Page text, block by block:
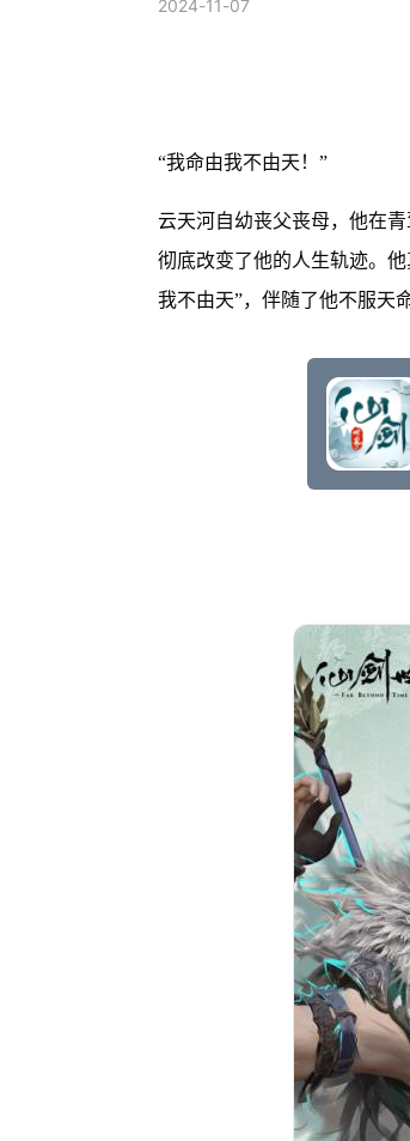
2024-11-07
“我命由我不由天！”
云天河自幼丧父丧母，他在
彻底改变了他的人生轨迹。
我不由天”，伴随了他不服天